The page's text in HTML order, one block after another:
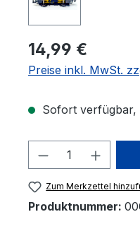
14,99 €
Preise inkl. MwSt.
Sofort verfügbar,
Produkt
Zum Merkzettel
Produktnummer: